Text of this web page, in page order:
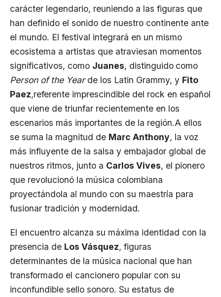
carácter legendario, reuniendo a las figuras que
han definido el sonido de nuestro continente ante
el mundo. El festival integrará en un mismo
ecosistema a artistas que atraviesan momentos
significativos, como Juanes, distinguido como
Person of the Yearde los Latin Grammy, y Fito
Paez,referente imprescindible del rock en español
que viene de triunfar recientemente en los
escenarios más importantes de la región.A ellos
se suma la magnitud de Marc Anthony, la voz
más influyente de la salsa y embajador global de
nuestros ritmos, junto a Carlos Vives, el pionero
que revolucionó la música colombiana
proyectándola al mundo con su maestría para
fusionar tradición y modernidad.
El encuentro alcanza su máxima identidad con la
presencia de Los Vásquez, figuras
determinantes de la música nacional que han
transformado el cancionero popular con su
inconfundible sello sonoro. Su estatus de